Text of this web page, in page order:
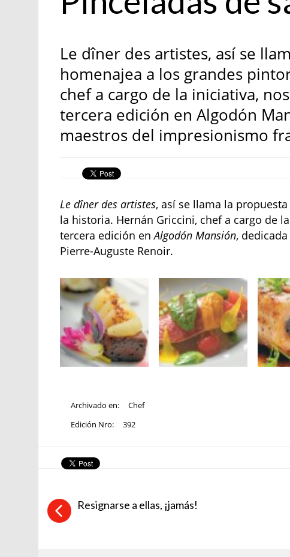
Le dîner des artistes, así se
homenajea a los grandes
chef a cargo de la iniciativa,
tercera edición en Algodón
maestros del impresionismo
Le dîner des artistes, así se llama la
la historia. Hernán Griccini, chef a cargo de
tercera edición enAlgodón Mansión,
Pierre-Auguste Renoir.
Archivado en:
Chef
Edición Nro:
392
Resignarse a ellas, ¡jamás!